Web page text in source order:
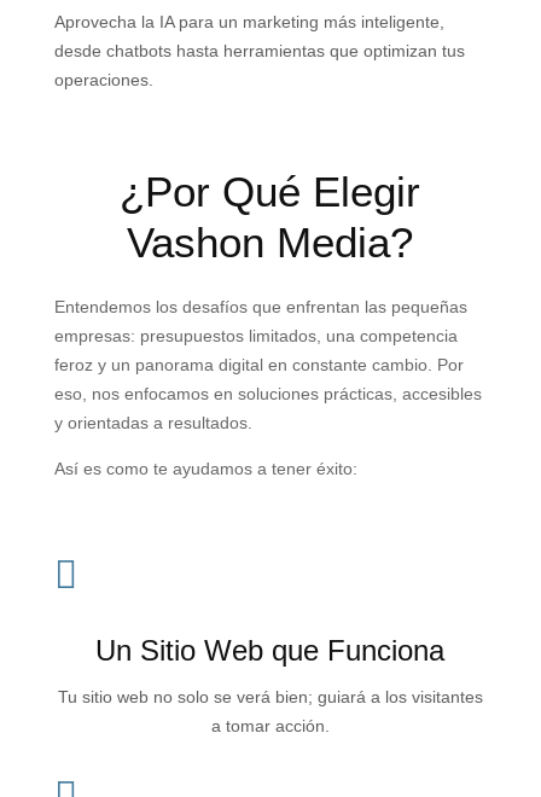
Aprovecha la IA para un marketing más inteligente,
desde chatbots hasta herramientas que optimizan tus
operaciones.
¿Por Qué Elegir
Vashon Media?
Entendemos los desafíos que enfrentan las pequeñas
empresas: presupuestos limitados, una competencia
feroz y un panorama digital en constante cambio. Por
eso, nos enfocamos en soluciones prácticas, accesibles
y orientadas a resultados.
Así es como te ayudamos a tener éxito:

Un Sitio Web que Funciona
Tu sitio web no solo se verá bien; guiará a los visitantes
a tomar acción.